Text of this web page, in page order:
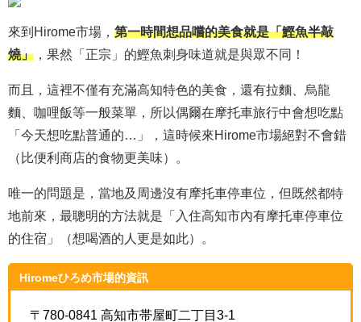
來到Hirome市場， 第一時間想品嚐的美食就是「鰹魚半敲
燒」 ，果然「正宗」的鰹魚刺身味道就是與眾不同！
而且，這裡不僅有充滿高知特色的美食，還有拉麵、烏龍
麵、咖哩飯等一般菜單，所以偶爾在摩托車旅行中會想吃點
「今天想吃點普通的…」，這時候來Hirome市場絕對不會錯
（比便利商店的食物更美味）。
唯一的問題是，當地及周邊沒有摩托車停車位，但既然都特
地前來，最聰明的方法就是「入住高知市內有摩托車停車位
的住宿」（想喝酒的人更是如此）。
Hiromeひろめ市場的資訊
〒780-0841 高知市帯屋町二丁目3-1